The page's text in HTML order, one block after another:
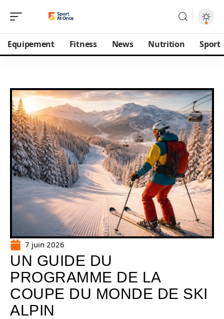
Equipement Fitness News Nutrition Sport
7 juin 2026
UN GUIDE DU
PROGRAMME DE LA
COUPE DU MONDE DE SKI
ALPIN